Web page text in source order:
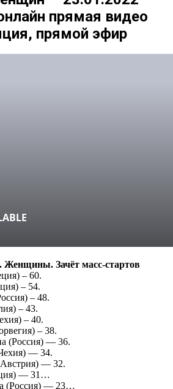
прямая видео
прямой эфир
Женщины. Зачёт масс-стартов
– 60.
– 54.
– 48.
– 43.
– 40.
– 38.
(Россия) — 36.
— 34.
— 32.
— 31…
(Россия) — 23…